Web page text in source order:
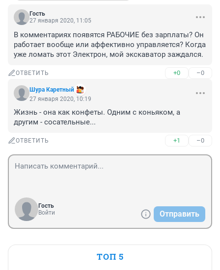
Гость
27 января 2020, 11:05
В комментариях появятся РАБОЧИЕ без зарплаты? Он
работает вообще или аффективно управляется? Когда
уже ломать этот Электрон, мой экскаватор заждался.
ОТВЕТИТЬ +0 –0
Шура Каретный
27 января 2020, 10:19
Жизнь - она как конфеты. Одним с коньяком, а
другим - сосательные...
ОТВЕТИТЬ +1 –0
Гость
Войти
Отправить
ТОП 5